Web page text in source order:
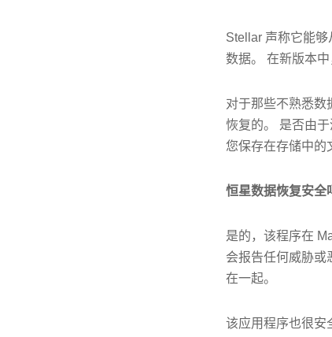
Stellar 声称它能
数据。 在新版本
对于那些不熟悉数
恢复的。 是否由
您保存在存储中的
恒星数据恢复安全
是的，该程序在
会报告任何威胁或
在一起。
该应用程序也很安